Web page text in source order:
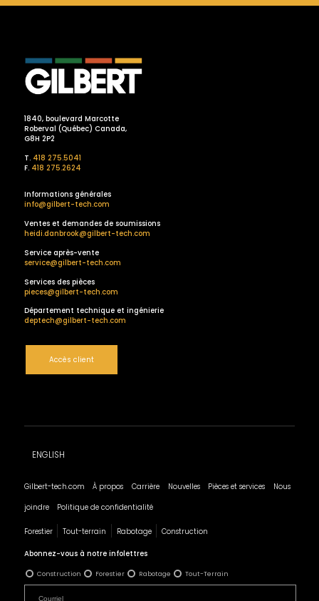
1840, boulevard Marcotte
Roberval (Québec) Canada,
G8H 2P2
T. 418 275.5041
F. 418 275.2624
Informations générales
info@gilbert-tech.com
Ventes et demandes de soumissions
heidi.danbrook@gilbert-tech.com
Service après-vente
service@gilbert-tech.com
Services des pièces
pieces@gilbert-tech.com
Département technique et ingénierie
deptech@gilbert-tech.com
Accès client
ENGLISH
Gilbert-tech.com À propos Carrière Nouvelles Pièces et services Nous
joindre Politique de confidentialité
Forestier Tout-terrain Rabotage Construction
Abonnez-vous à notre infolettres
Construction Forestier Rabotage Tout-Terrain